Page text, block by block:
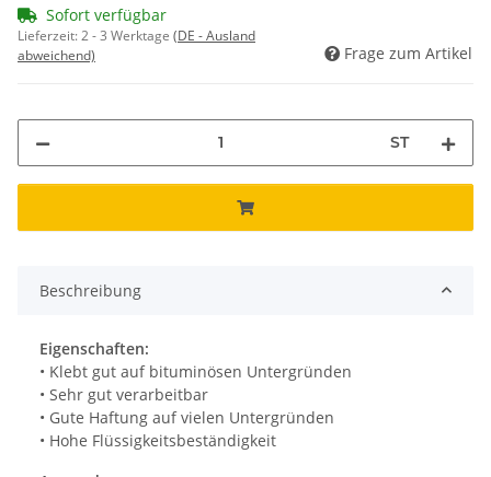
Sofort verfügbar
Lieferzeit:2 - 3 Werktage (DE - Ausland
abweichend)
Frage zum Artikel
ST
Beschreibung
Eigenschaften:
• Klebt gut auf bituminösen Untergründen
• Sehr gut verarbeitbar
• Gute Haftung auf vielen Untergründen
• Hohe Flüssigkeitsbeständigkeit